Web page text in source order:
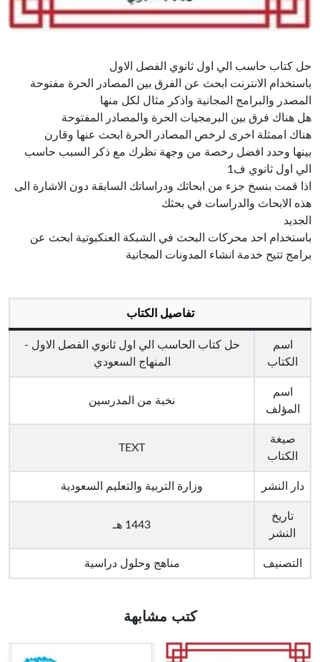
حل كتاب حاسب الي اول ثانوي الفصل الاول
باستخدام الانترنت ابحث عن الفرق بين المصادر الحرة مفتوحة
المصدر والبرامج المجانية واذكر مثال لكل منها
هل هناك فرق بين البرمجيات الحرة والمصادر المفتوحة
هناك اممثلة اخرى لرخص المصادر الحرة ابحث عنها وقارن
بينها وحدد افضل رخصة من وجهة نظرك مع ذكر السبب حاسب
الي اول ثانوي ف1
اذا قمت بنسخ جزء من ابحاثك ودراساتك السابقة دون الاشارة الى
هذه الابحاث والدراسات في بحثك
الجديد
باستخدام احد محركات البحث في الشبكة العنكبوتية ابحث عن
برامج تتيح خدمة انشاء المدونات المجانية
تفاصيل الكتاب
اسم
الكتاب
حل كتاب الحاسب الي اول ثانوي الفصل الاول -
المنهاج السعودي
اسم
المؤلف
نخبة من المدرسين
صيغة
الكتاب
TEXT
دار النشر وزارة التربية والتعليم السعودية
تاريخ
النشر
1443 هـ
التصنيف مناهج وحلول دراسية
كتب مشابهة